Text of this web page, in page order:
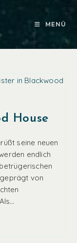
MENÜ
House
seine neuen
endlich
von